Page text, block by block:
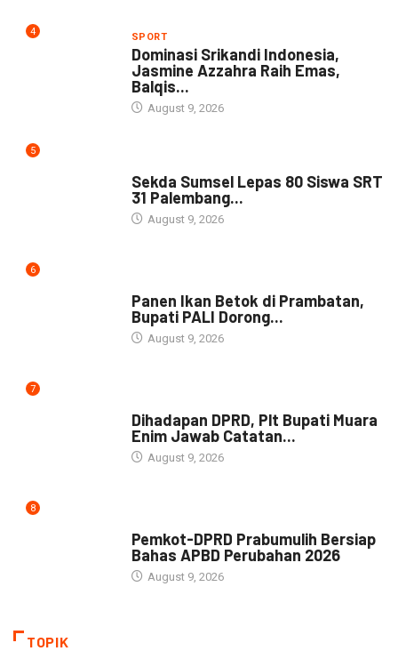
4 SPORT
Dominasi Srikandi Indonesia,
Jasmine Azzahra Raih Emas,
Balqis...
August 9, 2026
5
Sekda Sumsel Lepas 80 Siswa SRT
31 Palembang...
August 9, 2026
6
Panen Ikan Betok di Prambatan,
Bupati PALI Dorong...
August 9, 2026
7
Dihadapan DPRD, Plt Bupati Muara
Enim Jawab Catatan...
August 9, 2026
8
Pemkot-DPRD Prabumulih Bersiap
Bahas APBD Perubahan 2026
August 9, 2026
TOPIK